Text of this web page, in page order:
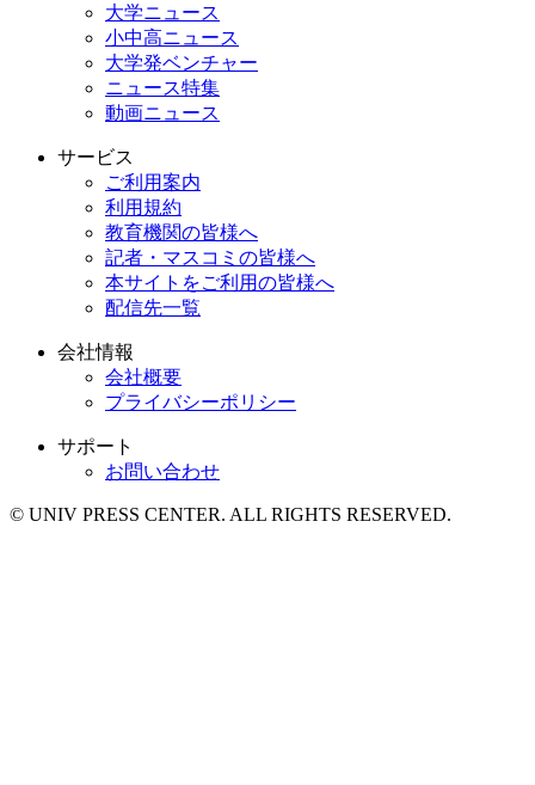
大学ニュース
小中高ニュース
大学発ベンチャー
ニュース特集
動画ニュース
サービス
ご利用案内
利用規約
教育機関の皆様へ
記者・マスコミの皆様へ
本サイトをご利用の皆様へ
配信先一覧
会社情報
会社概要
プライバシーポリシー
サポート
お問い合わせ
© UNIV PRESS CENTER. ALL RIGHTS RESERVED.